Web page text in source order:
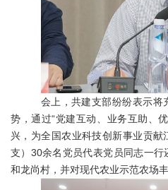
会上，共建支部纷纷表示将
势，通过“党建互动、业务互助、
兴，为全国农业科技创新事业贡
支）30余名党员代表党员同志一
和龙尚村，并对现代农业示范农场